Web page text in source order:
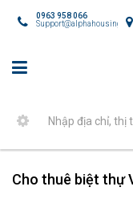
0963 958 066
Support@alphahousing.vn